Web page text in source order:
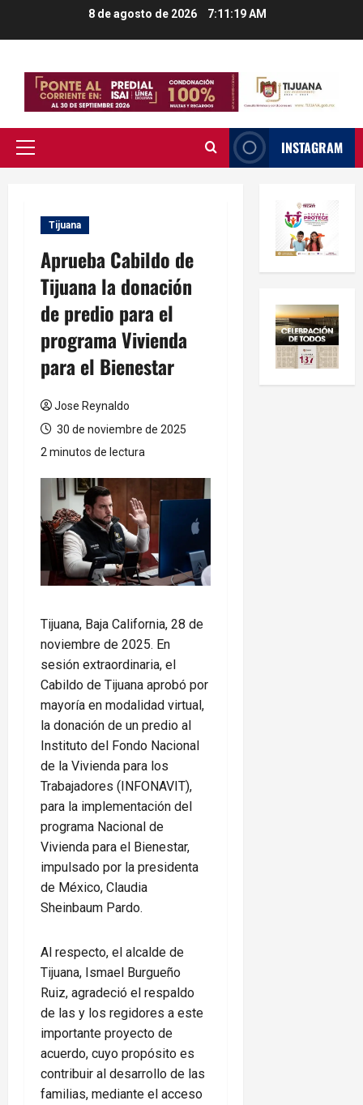
8 de agosto de 2026 7:11:20 AM
Menú
INSTAGRAM
Tijuana
Aprueba Cabildo de
Tijuana la donación
de predio para el
programa Vivienda
para el Bienestar
Jose Reynaldo
30 de noviembre de 2025
2 minutos de lectura
Tijuana, Baja California, 28 de
noviembre de 2025. En
sesión extraordinaria, el
Cabildo de Tijuana aprobó por
mayoría en modalidad virtual,
la donación de un predio al
Instituto del Fondo Nacional
de la Vivienda para los
Trabajadores (INFONAVIT),
para la implementación del
programa Nacional de
Vivienda para el Bienestar,
impulsado por la presidenta
de México, Claudia
Sheinbaum Pardo.
Al respecto, el alcalde de
Tijuana, Ismael Burgueño
Ruiz, agradeció el respaldo
de las y los regidores a este
importante proyecto de
acuerdo, cuyo propósito es
contribuir al desarrollo de las
familias, mediante el acceso